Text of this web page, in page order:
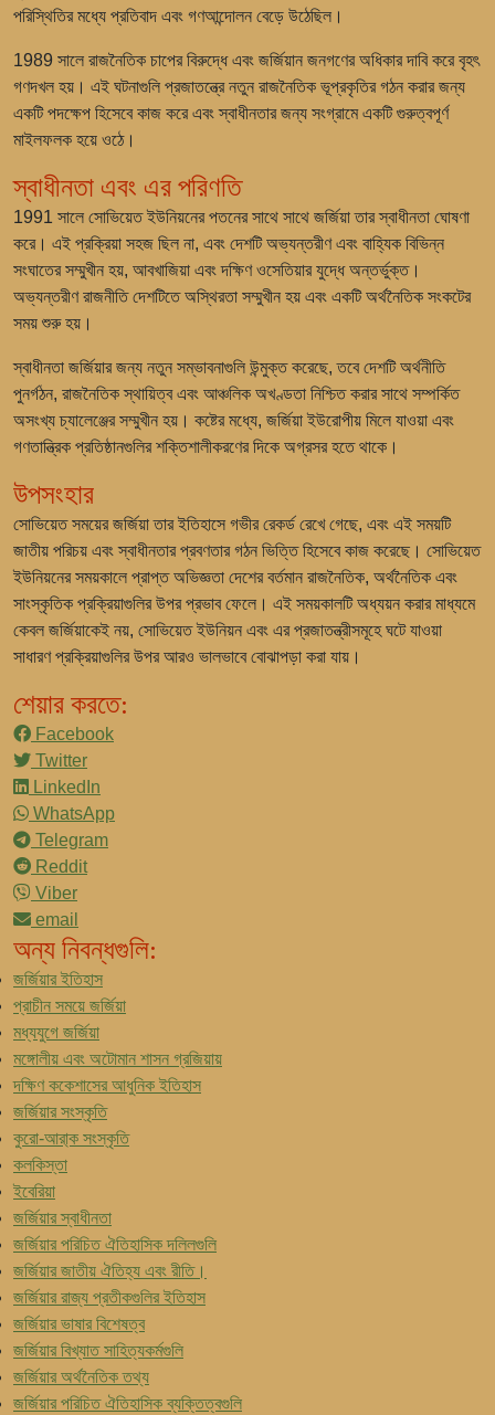
পরিস্থিতির মধ্যে প্রতিবাদ এবং গণআন্দোলন বেড়ে উঠেছিল।
1989 সালে রাজনৈতিক চাপের বিরুদ্ধে এবং জর্জিয়ান জনগণের অধিকার দাবি করে বৃহৎ
গণদখল হয়। এই ঘটনাগুলি প্রজাতন্ত্রে নতুন রাজনৈতিক ভূপ্রকৃতির গঠন করার জন্য
একটি পদক্ষেপ হিসেবে কাজ করে এবং স্বাধীনতার জন্য সংগ্রামে একটি গুরুত্বপূর্ণ
মাইলফলক হয়ে ওঠে।
স্বাধীনতা এবং এর পরিণতি
1991 সালে সোভিয়েত ইউনিয়নের পতনের সাথে সাথে জর্জিয়া তার স্বাধীনতা ঘোষণা
করে। এই প্রক্রিয়া সহজ ছিল না, এবং দেশটি অভ্যন্তরীণ এবং বাহ্যিক বিভিন্ন
সংঘাতের সম্মুখীন হয়, আবখাজিয়া এবং দক্ষিণ ওসেতিয়ার যুদ্ধে অন্তর্ভুক্ত।
অভ্যন্তরীণ রাজনীতি দেশটিতে অস্থিরতা সম্মুখীন হয় এবং একটি অর্থনৈতিক সংকটের
সময় শুরু হয়।
স্বাধীনতা জর্জিয়ার জন্য নতুন সম্ভাবনাগুলি উন্মুক্ত করেছে, তবে দেশটি অর্থনীতি
পুনর্গঠন, রাজনৈতিক স্থায়িত্ব এবং আঞ্চলিক অখণ্ডতা নিশ্চিত করার সাথে সম্পর্কিত
অসংখ্য চ্যালেঞ্জের সম্মুখীন হয়। কষ্টের মধ্যে, জর্জিয়া ইউরোপীয় মিলে যাওয়া এবং
গণতান্ত্রিক প্রতিষ্ঠানগুলির শক্তিশালীকরণের দিকে অগ্রসর হতে থাকে।
উপসংহার
সোভিয়েত সময়ের জর্জিয়া তার ইতিহাসে গভীর রেকর্ড রেখে গেছে, এবং এই সময়টি
জাতীয় পরিচয় এবং স্বাধীনতার প্রবণতার গঠন ভিত্তি হিসেবে কাজ করেছে। সোভিয়েত
ইউনিয়নের সময়কালে প্রাপ্ত অভিজ্ঞতা দেশের বর্তমান রাজনৈতিক, অর্থনৈতিক এবং
সাংস্কৃতিক প্রক্রিয়াগুলির উপর প্রভাব ফেলে। এই সময়কালটি অধ্যয়ন করার মাধ্যমে
কেবল জর্জিয়াকেই নয়, সোভিয়েত ইউনিয়ন এবং এর প্রজাতন্ত্রীসমূহে ঘটে যাওয়া
সাধারণ প্রক্রিয়াগুলির উপর আরও ভালভাবে বোঝাপড়া করা যায়।
শেয়ার করতে:
Facebook
Twitter
LinkedIn
WhatsApp
Telegram
Reddit
Viber
email
অন্য নিবন্ধগুলি:
জর্জিয়ার ইতিহাস
প্রাচীন সময়ে জর্জিয়া
মধ্যযুগে জর্জিয়া
মঙ্গোলীয় এবং অটোমান শাসন গ্রজিয়ায়
দক্ষিণ ককেশাসের আধুনিক ইতিহাস
জর্জিয়ার সংস্কৃতি
কুরো-আরা্ক সংস্কৃতি
কলকিস্তা
ইবেরিয়া
জর্জিয়ার স্বাধীনতা
জর্জিয়ার পরিচিত ঐতিহাসিক দলিলগুলি
জর্জিয়ার জাতীয় ঐতিহ্য এবং রীতি।
জর্জিয়ার রাজ্য প্রতীকগুলির ইতিহাস
জর্জিয়ার ভাষার বিশেষত্ব
জর্জিয়ার বিখ্যাত সাহিত্যকর্মগুলি
জর্জিয়ার অর্থনৈতিক তথ্য
জর্জিয়ার পরিচিত ঐতিহাসিক ব্যক্তিত্বগুলি